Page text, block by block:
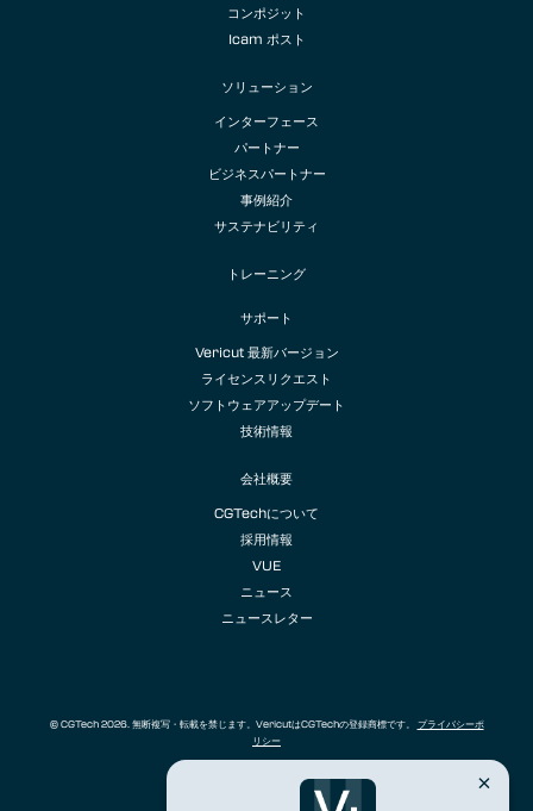
コンポジット
Icam ポスト
ソリューション
インターフェース
パートナー
ビジネスパートナー
事例紹介
サステナビリティ
トレーニング
サポート
Vericut 最新バージョン
ライセンスリクエスト
ソフトウェアアップデート
技術情報
会社概要
CGTechについて
採用情報
VUE
ニュース
ニュースレター
© CGTech 2026. 無断複写・転載を禁じます。VericutはCGTechの登録商標です。 プライバシーポ
リシー